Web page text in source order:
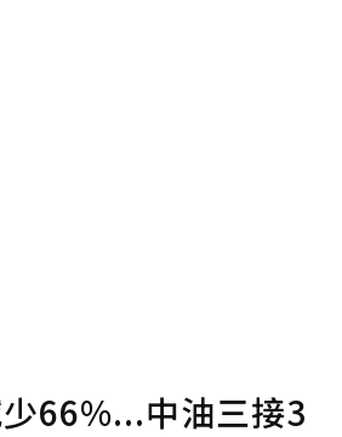
66%...中油三接3